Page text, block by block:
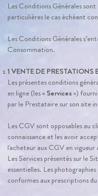
Les Conditions Générales
particulières le cas échéant
Les Conditions Générales
Consommation.
1 VENTE DE PRESTATIONS
Les présentes conditions
en ligne (les «Services»)
par le Prestataire sur son site
Les CGV sont opposables au
connaissance et les avoir
l'acheteur aux CGV en
Les Services présentés sur le
essentielles. Les
conformes aux prescriptions